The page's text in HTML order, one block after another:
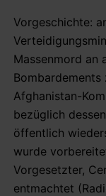
Vorgeschichte:
Massenmord an
Afghanistan-
bezüglich
öffentlich
wurde
Vorgesetzter,
entmachtet